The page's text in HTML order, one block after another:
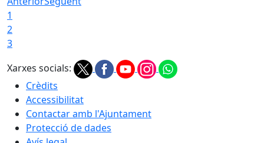
1
2
3
Xarxes socials:
Crèdits
Accessibilitat
Contactar amb l'Ajuntament
Protecció de dades